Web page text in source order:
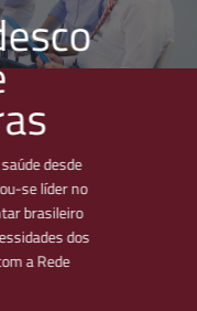
desde
se líder no
brasileiro
dos
a Rede